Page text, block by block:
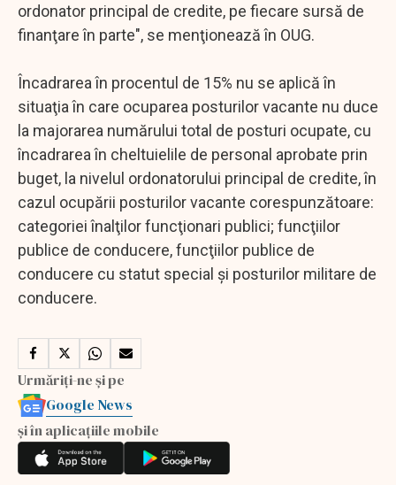
ordonator principal de credite, pe fiecare sursă de
finanţare în parte", se menţionează în OUG.
Încadrarea în procentul de 15% nu se aplică în
situaţia în care ocuparea posturilor vacante nu duce
la majorarea numărului total de posturi ocupate, cu
încadrarea în cheltuielile de personal aprobate prin
buget, la nivelul ordonatorului principal de credite, în
cazul ocupării posturilor vacante corespunzătoare:
categoriei înalţilor funcţionari publici; funcţiilor
publice de conducere, funcţiilor publice de
conducere cu statut special şi posturilor militare de
conducere.
Urmăriți-ne și pe
Google News
și în aplicațiile mobile